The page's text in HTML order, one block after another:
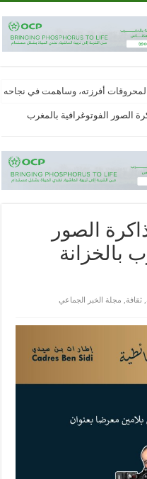
المحروقات أفرزته، وساهمت في
الصور الفوتوغرافية بالمغرب
الصور
بالخزانة
,ثقافة
مجلة الخبر الجماعي